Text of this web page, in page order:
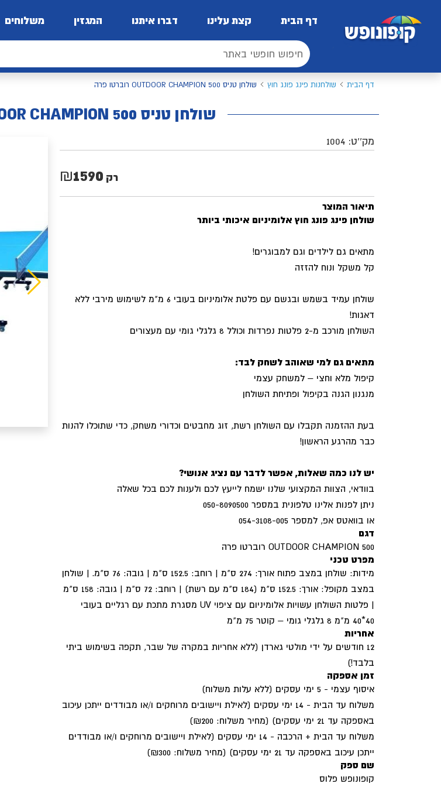
דף הבית קצת עלינו דברו איתנו המגזין משלוחים
דף הבית שולחנות פינג פונג חוץ שולחן טניס OUTDOOR CHAMPION 500 רוברטו פרה
שולחן טניס OUTDOOR CHAMPION 500 רוברטו פרה
מק''ט: 1004
רק 1590
₪
תיאור המוצר
שולחן פינג פונג חוץ אלומיניום איכותי ביותר
מתאים גם לילדים וגם למבוגרים!
קל משקל ונוח להזזה
שולחן עמיד בשמש ובגשם עם פלטת אלומיניום בעובי 6 מ"מ לשימוש מירבי ללא
דאגות!
השולחן מורכב מ-2 פלטות נפרדות וכולל 8 גלגלי גומי עם מעצורים
מתאים גם למי שאוהב לשחק לבד:
קיפול מלא וחצי – למשחק עצמי
מנגנון הגנה בקיפול ופתיחת השולחן
בעת ההזמנה תקבלו עם השולחן רשת, זוג מחבטים וכדורי משחק, כדי שתוכלו להנות
כבר מהרגע הראשון!
יש לנו כמה שאלות, אפשר לדבר עם נציג אנושי?
בוודאי, הצוות המקצועי שלנו ישמח לייעץ לכם ולענות לכם בכל שאלה
ניתן לפנות אלינו טלפונית במספר 050-8090500
או בוואטס אפ, למספר 054-3108-005
דגם
OUTDOOR CHAMPION 500 רוברטו פרה
מפרט טכני
מידות: שולחן במצב פתוח אורך: 274 ס"מ | רוחב: 152.5 ס"מ | גובה: 76 ס"מ. | שולחן
במצב מקופל: אורך: 152.5 ס"מ (184 ס"מ עם רשת) | רוחב: 72 ס"מ | גובה: 158 ס"מ
| פלטות השולחן עשויות אלומיניום עם ציפוי UV מסגרת מתכת עם רגליים בעובי
40*40 מ"מ 8 גלגלי גומי – קוטר 75 מ"מ
אחריות
12 חודשים על ידי מולטי גארדן (ללא אחריות במקרה של שבר, תקפה בשימוש ביתי
בלבד!)
זמן אספקה
איסוף עצמי - 5 ימי עסקים (ללא עלות משלוח)
משלוח עד הבית - 14 ימי עסקים (לאילת ויישובים מרוחקים ו/או מבודדים ייתכן עיכוב
באספקה עד 21 ימי עסקים) (מחיר משלוח: 200‏₪)
משלוח עד הבית + הרכבה - 14 ימי עסקים (לאילת ויישובים מרוחקים ו/או מבודדים
ייתכן עיכוב באספקה עד 21 ימי עסקים) (מחיר משלוח: 300‏₪)
שם ספק
קופונופש פלוס